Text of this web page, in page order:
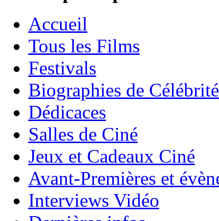
Accueil
Tous les Films
Festivals
Biographies de
Dédicaces
Salles de Ciné
Jeux et Cadeaux Ciné
Avant-Premières et
Interviews Vidéo